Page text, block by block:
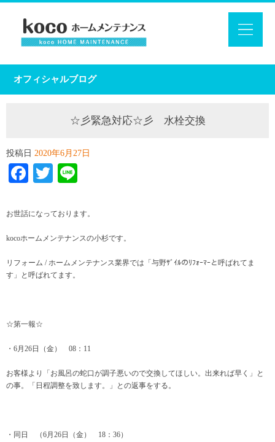
オフィシャルブログ
☆彡緊急対応☆彡 水栓交換
投稿日 2020年6月27日
Facebook
Twitter
お世話になっております。
kocoホームメンテナンスの小杉です。
リフォーム / ホームメンテナンス業界では「与野ｻﾞｲﾙのﾘﾌｫｰﾏｰと呼ばれてま
す」と呼ばれてます。
☆第一報☆
・6月26日（金） 08：11
お客様より「お風呂の蛇口が調子悪いので交換してほしい。出来れば早く」と
の事。「日程調整を致します。」との返事をする。
・同日 （6月26日（金） 18：36）